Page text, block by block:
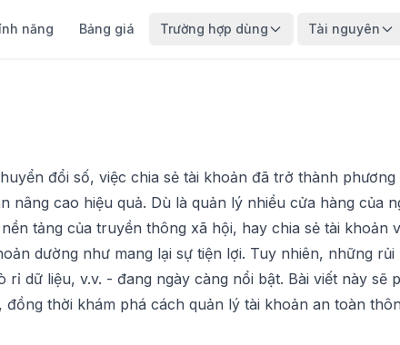
năng Bảng giá Trường hợp dùng Tài nguyên
đổi số, việc chia sẻ tài khoản đã trở thành
nâng cao hiệu quả. Dù là quản lý nhiều cửa hàng của
tảng của truyền thông xã hội, hay chia sẻ tài khoản
dường như mang lại sự tiện lợi. Tuy nhiên, những
rỉ dữ liệu, v.v. - đang ngày càng nổi bật. Bài viết này sẽ
đồng thời khám phá cách quản lý tài khoản an toàn